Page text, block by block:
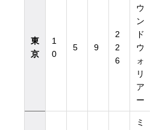
東
京
1
0
5 9
2
2
6
ウ
ン
ド
ウ
ォ
リ
ア
ー
ミ